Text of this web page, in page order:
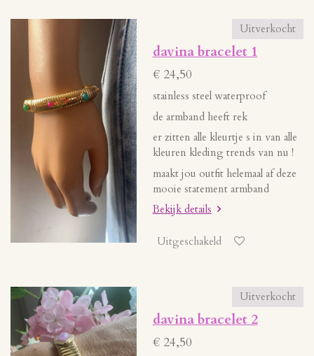
Uitverkocht
davina bracelet 1
€ 24,50
stainless steel waterproof
de armband heeft rek
er zitten alle kleurtje s in van alle
kleuren kleding trends van nu !
maakt jou outfit helemaal af deze
mooie statement armband
Bekijk details
Uitgeschakeld
Uitverkocht
davina bracelet 2
€ 24,50